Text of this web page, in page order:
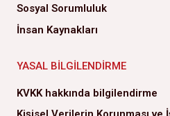
Sosyal Sorumluluk
İnsan Kaynakları
YASAL BILGILENDIRME
KVKK hakkında bilgilendirme